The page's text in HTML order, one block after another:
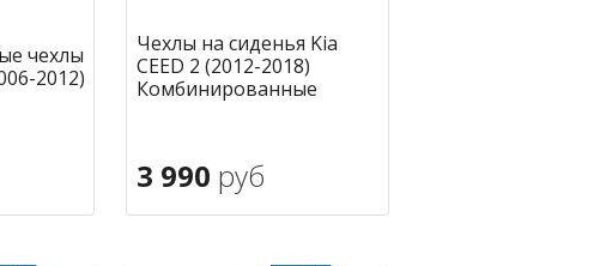
чехлы
2012)
Чехлы на сиденья Kia
CEED 2 (2012-2018)
Комбинированные
3 990 руб